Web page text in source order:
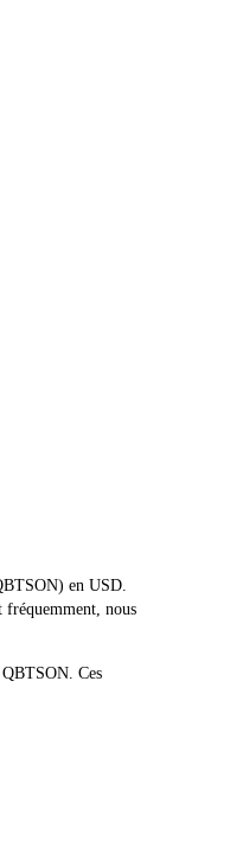
en USD.
fréquemment, nous
Ces